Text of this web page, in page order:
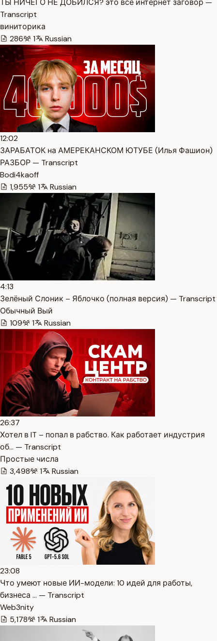
ТЫ НИЧЕГО НЕ ДОБИЛСЯ? это все интернет заговор —
Transcript
виниторика
286
1 Russian
12:02
ЗАРАБАТОК на АМЕРЕКАНСКОМ ЮТУБЕ (Илья Фашион)
РАЗБОР — Transcript
Bodi4kaoff
1,955
1 Russian
4:13
Зелёный Слоник – Яблочко (полная версия) — Transcript
Обычный Вый
109
1 Russian
26:37
Хотел в IT – попал в рабство. Как работает индустрия
об… — Transcript
Простые числа
3,498
1 Russian
23:08
Что умеют новые ИИ-модели: 10 идей для работы,
бизнеса … — Transcript
Web3nity
5,178
1 Russian